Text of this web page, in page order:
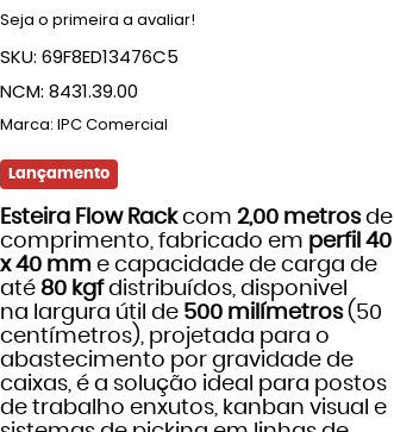
Seja o primeira a avaliar!
SKU: 69F8ED13476C5
NCM: 8431.39.00
Marca: IPC Comercial
Lançamento
Esteira Flow Rackcom 2,00 metrosde
comprimento, fabricado em perfil 40
x 40 mm e capacidade de carga de
até 80 kgfdistribuídos, disponivel
na largura útil de 500 milímetros(50
centímetros), projetada para o
abastecimento por gravidade de
caixas, é a solução ideal para postos
de trabalho enxutos, kanban visual e